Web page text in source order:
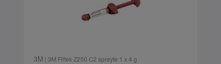
3M | 3M Filtek Z250 C2 sprøyte 1 x 4 g